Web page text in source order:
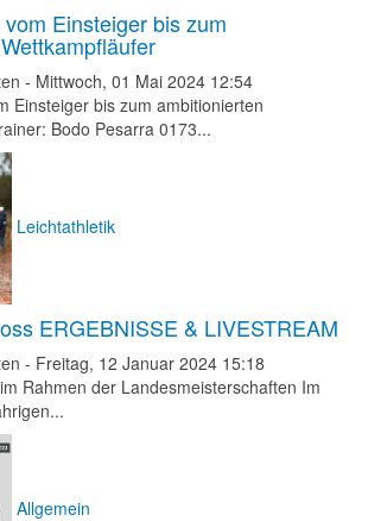
Einsteiger bis zum
- Mittwoch, 01 Mai 2024 12:54
Einsteiger bis zum ambitionierten
Bodo Pesarra 0173...
Leichtathletik
ERGEBNISSE & LIVESTREAM
- Freitag, 12 Januar 2024 15:18
Rahmen der Landesmeisterschaften Im
Allgemein